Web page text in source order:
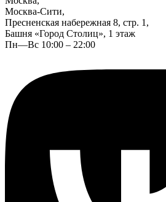
Москва-Сити,
Пресненская набережная 8, стр. 1,
Башня «Город Столиц», 1 этаж
Пн—Вс 10:00 – 22:00